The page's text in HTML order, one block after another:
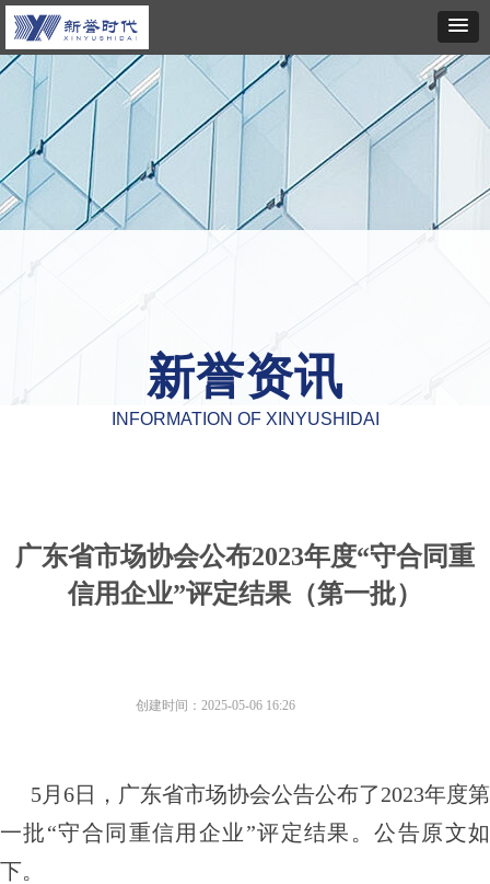
广东省市场协会公布2023年度“守合同重
信用企业”评定结果（第一批）
创建时间： 2025-05-06 16:26
5月6日，广东省市场协会公告公布了2023年度第
一批“守合同重信用企业”评定结果。公告原文如
下。
新誉资讯
INFORMATION OF XINYUSHIDAI